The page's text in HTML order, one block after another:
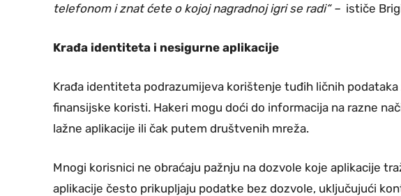
telefonom i znat ćete o kojoj nagradnoj igri se radi“ – ističe
Krađa identiteta i nesigurne aplikacije
Krađa identiteta podrazumijeva korištenje tuđih ličnih
finansijske koristi. Hakeri mogu doći do informacija na razne
lažne aplikacije ili čak putem društvenih mreža.
Mnogi korisnici ne obraćaju pažnju na dozvole koje aplikacije
aplikacije često prikupljaju podatke bez dozvole, uključujući